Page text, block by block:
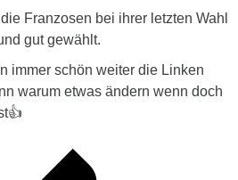
Franzosen bei ihrer letzten Wahl
gut gewählt.
immer schön weiter die Linken
warum etwas ändern wenn doch